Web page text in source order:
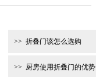
折叠门该怎么选购
厨房使用折叠门的优势